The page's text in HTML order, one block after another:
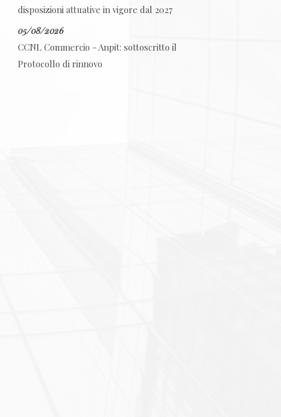
disposizioni attuative in vigore dal 2027
05/08/2026
CCNL Commercio - Anpit: sottoscritto il
Protocollo di rinnovo